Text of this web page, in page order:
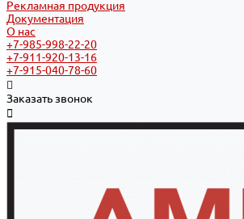
Рекламная продукция
Документация
О нас
+7-985-998-22-20
+7-911-920-13-16
+7-915-040-78-60
Заказать звонок